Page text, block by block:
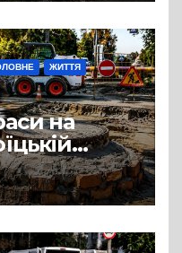
ЖИТТЯ
на
із